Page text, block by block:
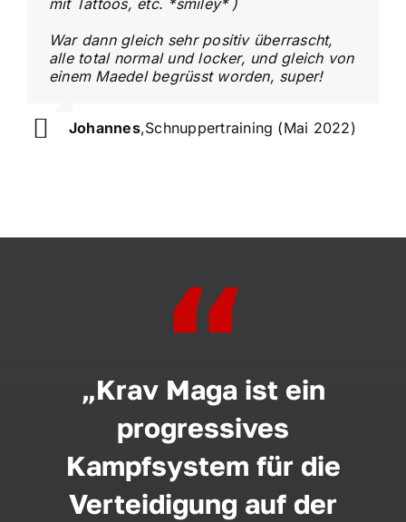
War dann gleich sehr positiv überrascht,
alle total normal und locker, und gleich von
einem Maedel begrüsst worden, super!
Johannes,Schnuppertraining (Mai 2022)
“
„Krav Maga ist ein
progressives
Kampfsystem für die
Verteidigung auf der